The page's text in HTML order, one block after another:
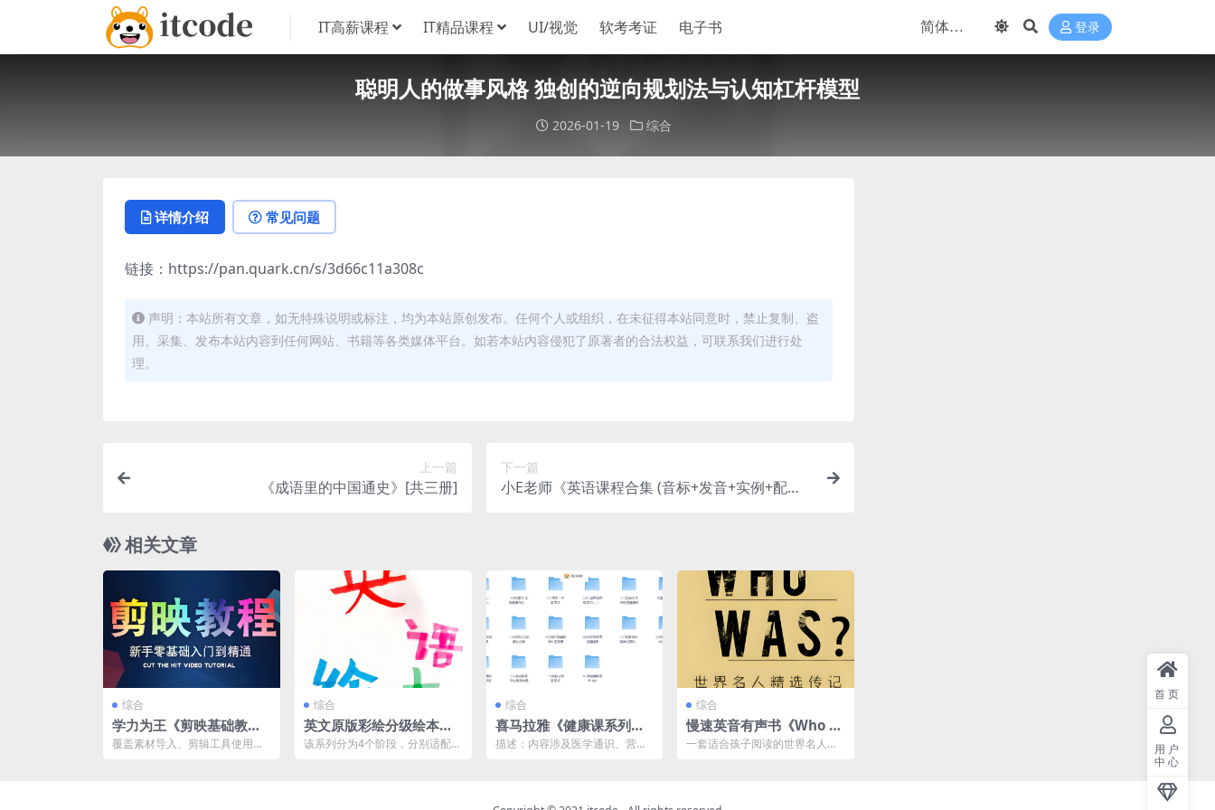
IT高薪课程 IT精品课程 UI/视觉 软考考证 电子书 登录
聪明人的做事风格 独创的逆向规划法与认知杠杆模型
2026-01-19 综合
详情介绍 常见问题
链接：https://pan.quark.cn/s/3d66c11a308c
声明：本站所有文章，如无特殊说明或标注，均为本站原创发布。任何个人或组织，在未征得本站同意时，禁止复制、盗
用、采集、发布本站内容到任何网站、书籍等各类媒体平台。如若本站内容侵犯了原著者的合法权益，可联系我们进行处
理。
上一篇
《成语里的中国通史》[共三册]
下一篇
小E老师《英语课程合集 (音标+发音+实例+配套
相关文章
综合
学力为王《剪映基础教
学：从入门到精通实操教
覆盖素材导入、剪辑工具使用、
综合
英文原版彩绘分级绘本图
书合集
该系列分为4个阶段，分别适配从
综合
喜马拉雅《健康课系列合
集》
描述：内容涉及医学通识、营养
综合
慢速英音有声书《Who W
as/Is 世界名人精选传
一套适合孩子阅读的世界名人传
首页
用户
中心